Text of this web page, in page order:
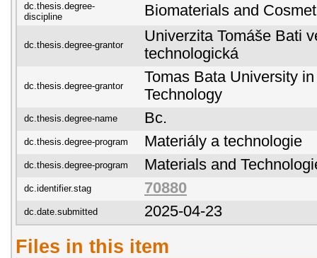
dc.thesis.degree-
discipline
Biomaterials and
dc.thesis.degree-grantor
Univerzita Tomáše Bati
technologická
dc.thesis.degree-grantor
Tomas Bata University
Technology
dc.thesis.degree-name Bc.
dc.thesis.degree-program Materiály a technologie
dc.thesis.degree-program Materials and
dc.identifier.stag 70880
dc.date.submitted 2025-04-23
Files in this item